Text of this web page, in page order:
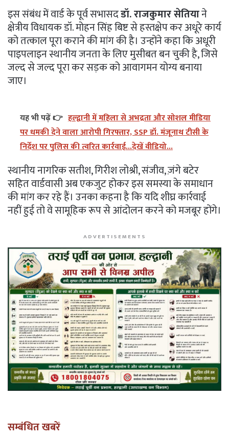
इस संबंध में वार्ड के पूर्व सभासदडॉ. राजकुमार सेतियाने
क्षेत्रीय विधायक डॉ. मोहन सिंह बिष्ट से हस्तक्षेप कर अधूरे कार्य
को तत्काल पूरा कराने की मांग की है। उन्होंने कहा कि अधूरी
पाइपलाइन स्थानीय जनता के लिए मुसीबत बन चुकी है, जिसे
जल्द से जल्द पूरा कर सड़क को आवागमन योग्य बनाया
जाए।
यह भी पढ़ें 👉 हल्द्वानी में महिला से अभद्रता और सोशल मीडिया
पर धमकी देने वाला आरोपी गिरफ्तार, SSP डॉ. मंजूनाथ टीसी के
निर्देश पर पुलिस की त्वरित कार्रवाई...देखें वीडियो...
स्थानीय नागरिक सतीश, गिरीश लोश्री, संजीव, ज़ंगे बटेर
सहित वार्डवासी अब एकजुट होकर इस समस्या के समाधान
की मांग कर रहे हैं। उनका कहना है कि यदि शीघ्र कार्रवाई
नहीं हुई तो वे सामूहिक रूप से आंदोलन करने को मजबूर होंगे।
ADVERTISEMENTS
सम्बंधित खबरें